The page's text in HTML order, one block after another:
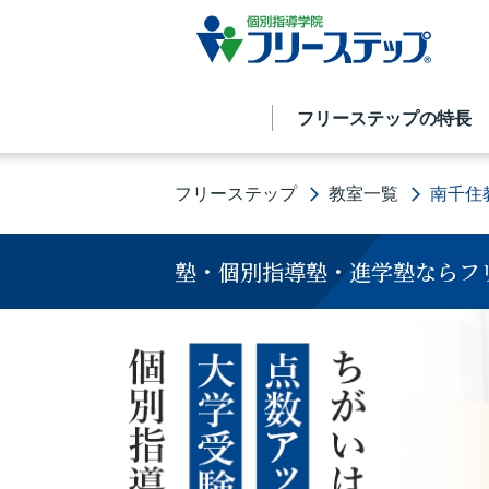
フリーステップの特長
フリーステップ 教室一覧 南千住
塾・個別指導塾・進学塾ならフ